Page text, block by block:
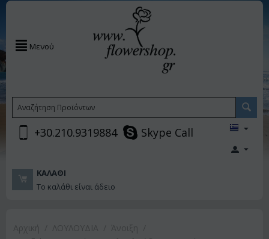
Μενού
+30.210.9319884 Skype Call
ΚΑΛΆΘΙ
Το καλάθι είναι άδειο